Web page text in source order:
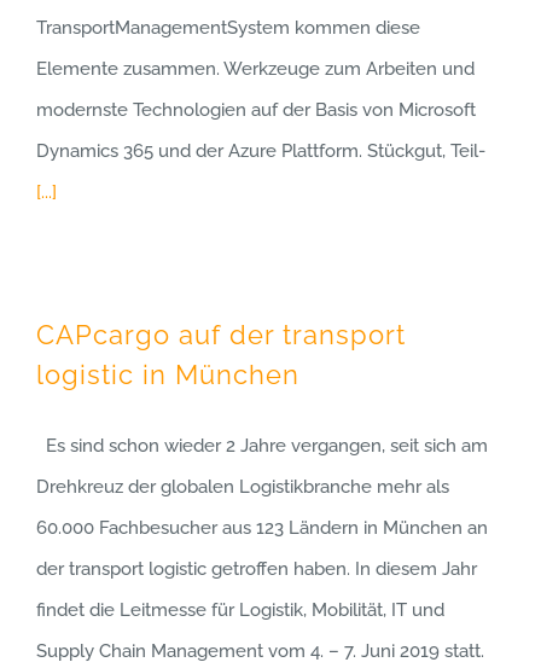
TransportManagementSystem kommen diese
Elemente zusammen. Werkzeuge zum Arbeiten und
modernste Technologien auf der Basis von Microsoft
Dynamics 365 und der Azure Plattform. Stückgut, Teil-
[...]
CAPcargo auf der transport
logistic in München
Es sind schon wieder 2 Jahre vergangen, seit sich am
Drehkreuz der globalen Logistikbranche mehr als
60.000 Fachbesucher aus 123 Ländern in München an
der transport logistic getroffen haben. In diesem Jahr
findet die Leitmesse für Logistik, Mobilität, IT und
Supply Chain Management vom 4. – 7. Juni 2019 statt.